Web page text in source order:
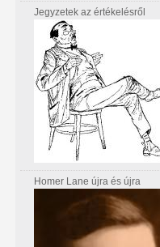
Jegyzetek az értékelésről
Homer Lane újra és újra